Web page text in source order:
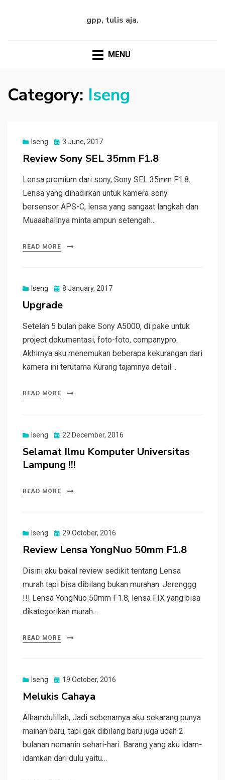
gpp, tulis aja.
MENU
Category: Iseng
Iseng
Posted
3 June, 2017
Review Sony SEL 35mm F1.8
Lensa premium dari sony, Sony SEL 35mm F1.8.
Lensa yang dihadirkan untuk kamera sony
bersensor APS-C, lensa yang sangaat langkah dan
Muaaahallnya minta ampun setengah…
READ MORE
Iseng
Posted
8 January, 2017
Upgrade
Setelah 5 bulan pake Sony A5000, di pake untuk
project dokumentasi, foto-foto, companypro.
Akhirnya aku menemukan beberapa kekurangan dari
kamera ini terutama Kurang tajamnya detail…
READ MORE
Iseng
Posted
22 December, 2016
Selamat Ilmu Komputer Universitas
Lampung !!!
READ MORE
Iseng
Posted
29 October, 2016
Review Lensa YongNuo 50mm F1.8
Disini aku bakal review sedikit tentang Lensa
murah tapi bisa dibilang bukan murahan. Jerenggg
!!! Lensa YongNuo 50mm F1.8, lensa FIX yang bisa
dikategorikan murah…
READ MORE
Iseng
Posted
19 October, 2016
Melukis Cahaya
Alhamdulillah, Jadi sebenarnya aku sekarang punya
mainan baru, tapi gak dibilang baru juga udah 2
bulanan nemanin sehari-hari. Barang yang aku idam-
idamkan dari dulu yaitu…